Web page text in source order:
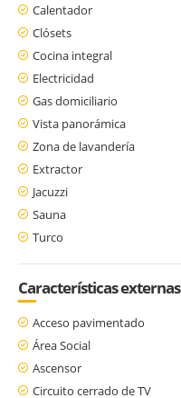
Calentador
Clósets
Cocina integral
Electricidad
Gas domiciliario
Vista panorámica
Zona de lavandería
Extractor
Jacuzzi
Sauna
Turco
Características externas
Acceso pavimentado
Área Social
Ascensor
Circuito cerrado de TV